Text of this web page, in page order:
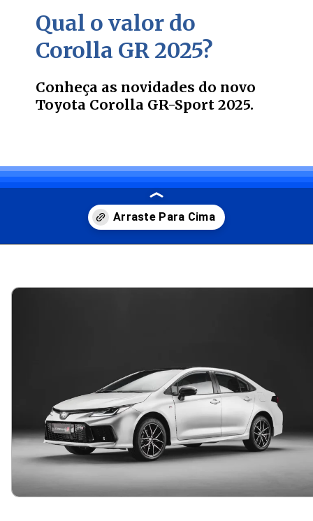
Qual o valor do
Corolla GR 2025?
Conheça as novidades do novo
Toyota Corolla GR-Sport 2025.